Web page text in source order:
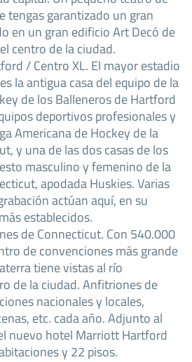
tengas garantizado un gran
en un gran edificio Art Decó de
centro de la ciudad.
/ Centro XL. El mayor estadio
la antigua casa del equipo de la
de los Balleneros de Hartford
deportivos profesionales y
Americana de Hockey de la
y una de las dos casas de los
masculino y femenino de la
apodada Huskies. Varias
actúan aquí, en su
establecidos.
de Connecticut. Con 540.000
de convenciones más grande
tiene vistas al río
de la ciudad. Anfitriones de
nacionales y locales,
etc. cada año. Adjunto al
nuevo hotel Marriott Hartford
y 22 pisos.